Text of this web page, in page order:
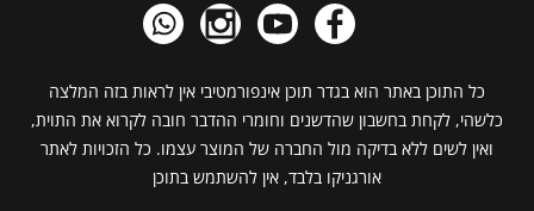
כל התוכן באתר הוא בגדר תוכן אינפורמטיבי אין לראות בזה המלצה
כלשהי, לקחת בחשבון שהדשנים וחומרי ההדבר חובה לקרוא את התוית,
ואין לשים ללא בדיקה מול החברה של המוצר עצמו. כל הזכויות לאתר
אורגניקו בלבד, אין להשתמש בתוכן